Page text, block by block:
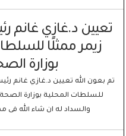
تعيين د.غازي
زيمر ممثلًا
بوزارة
تم بعون الله تعيين د.غازي غانم
للسلطات المحلية بوزارة الصحة.
والسداد له ان شاء الله فى